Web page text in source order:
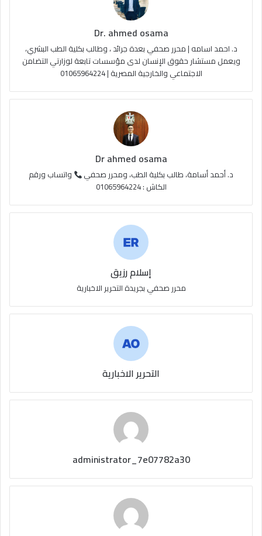
e
ا
م
ل
م
و
R
S
S
Dr. ahmed osama
د. احمد اسامه | محرر صحفي بعدة جرائد ، وطالب بكلية الطب البشري،
ويعمل مستشار حقوق الإنسان لدى مؤسسات تابعة لوزارتي التضامن
الاجتماعي والخارجية المصرية | 01065964224
Dr ahmed osama
د. أحمد أسامة، طالب بكلية الطب، ومحرر صحفي
واتساب ورقم
الكاش : 01065964224
إسلام رزيق
محرر صحفي بجريدة التحرير الاخبارية
التحرير الاخبارية
administrator_7e07782a30